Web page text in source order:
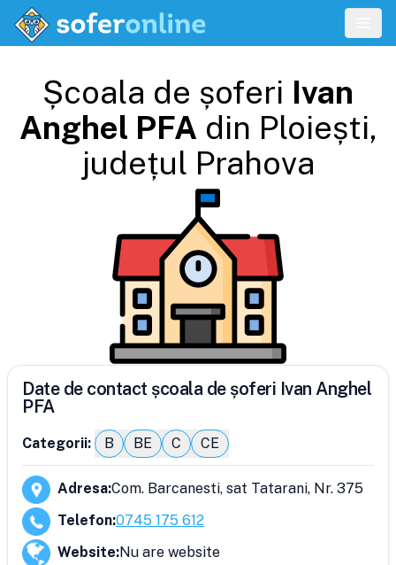
Școala de șoferi Ivan
Anghel PFA din Ploiești,
județul Prahova
Date de contact școala de șoferi Ivan Anghel
PFA
Categorii: B BE C CE
Adresa:Com. Barcanesti, sat Tatarani, Nr. 375
Telefon:0745 175 612
Website:Nu are website